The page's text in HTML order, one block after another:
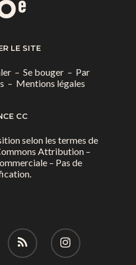
LE SITE
– Se bouger – Par
– Mentions légales
CC
selon les termes de
Attribution –
– Pas de